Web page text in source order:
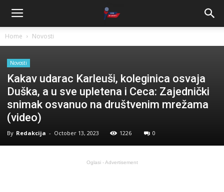
Home Novosti
Novosti
Kakav udarac Karleuši, koleginica osvaja
Duška, a u sve upletena i Ceca: Zajednički
snimak osvanuo na društvenim mrežama
(video)
By Redakcija - October 13, 2023 1226 0
Oglasi - Advertisement